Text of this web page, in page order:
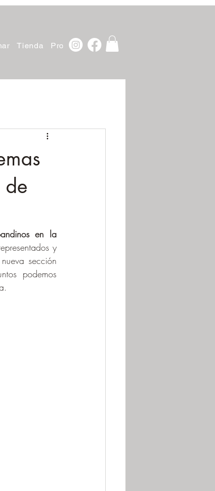
Tienda Projects
de
en la
y
sección
podemos